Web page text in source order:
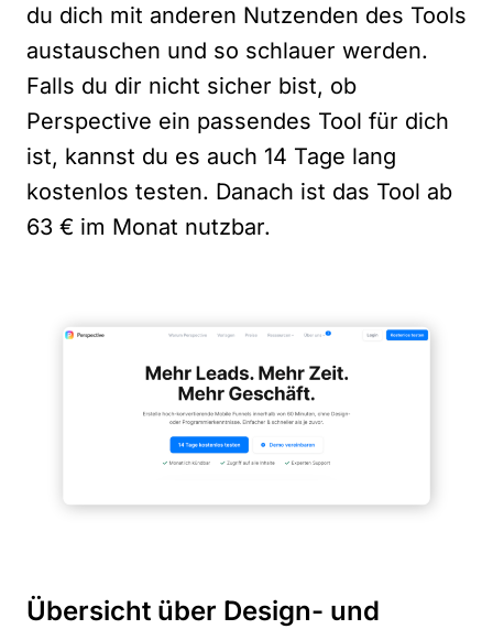
du dich mit anderen Nutzenden des Tools
austauschen und so schlauer werden.
Falls du dir nicht sicher bist, ob
Perspective ein passendes Tool für dich
ist, kannst du es auch 14 Tage lang
kostenlos testen. Danach ist das Tool ab
63 € im Monat nutzbar.
Übersicht über Design- und